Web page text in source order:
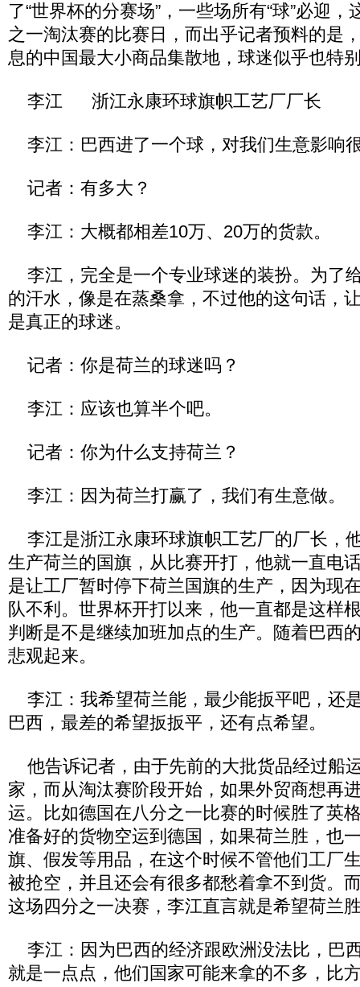
了“世界杯的分赛场”，一些场所有“球”必迎
之一淘汰赛的比赛日，而出乎记者预料的是
息的中国最大小商品集散地，球迷似乎也特
李江 浙江永康环球旗帜工艺厂厂长
李江：巴西进了一个球，对我们生意影响
记者：有多大？
李江：大概都相差10万、20万的货款。
李江，完全是一个专业球迷的装扮。为了
的汗水，像是在蒸桑拿，不过他的这句话，
是真正的球迷。
记者：你是荷兰的球迷吗？
李江：应该也算半个吧。
记者：你为什么支持荷兰？
李江：因为荷兰打赢了，我们有生意做。
李江是浙江永康环球旗帜工艺厂的厂长，
生产荷兰的国旗，从比赛开打，他就一直电
是让工厂暂时停下荷兰国旗的生产，因为现
队不利。世界杯开打以来，他一直都是这样
判断是不是继续加班加点的生产。随着巴西
悲观起来。
李江：我希望荷兰能，最少能扳平吧，还
巴西，最差的希望扳扳平，还有点希望。
他告诉记者，由于先前的大批货品经过船
家，而从淘汰赛阶段开始，如果外贸商想再
运。比如德国在八分之一比赛的时候胜了英
准备好的货物空运到德国，如果荷兰胜，也
旗、假发等用品，在这个时候不管他们工厂
被抢空，并且还会有很多都愁着拿不到货。
这场四分之一决赛，李江直言就是希望荷兰
李江：因为巴西的经济跟欧洲没法比，巴
就是一点点，他们国家可能来拿的不多，比